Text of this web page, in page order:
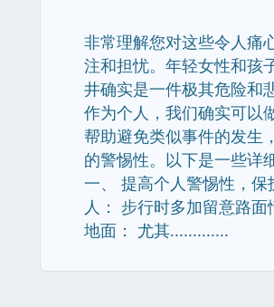
非常理解您对这些令人痛
注和担忧。年轻女性和孩
井确实是一件极其危险和
作为个人，我们确实可以
帮助避免类似事件的发生
的警惕性。以下是一些详
一、 提高个人警惕性，保
人： 步行时多加留意路面
地面： 尤其.............